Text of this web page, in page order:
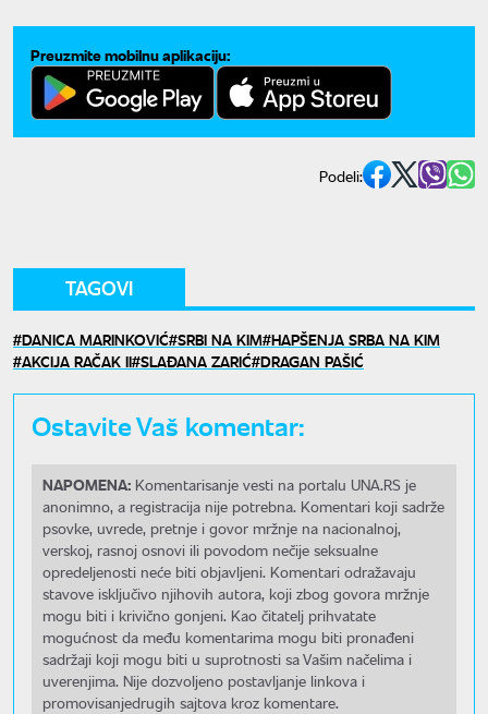
Preuzmite mobilnu aplikaciju:
Podeli:
TAGOVI
DANICA MARINKOVIĆ SRBI NA KIM HAPŠENJA SRBA NA KIM
AKCIJA RAČAK II SLAĐANA ZARIĆ DRAGAN PAŠIĆ
Ostavite Vaš komentar:
NAPOMENA: Komentarisanje vesti na portalu UNA.RS je
anonimno, a registracija nije potrebna. Komentari koji sadrže
psovke, uvrede, pretnje i govor mržnje na nacionalnoj,
verskoj, rasnoj osnovi ili povodom nečije seksualne
opredeljenosti neće biti objavljeni. Komentari odražavaju
stavove isključivo njihovih autora, koji zbog govora mržnje
mogu biti i krivično gonjeni. Kao čitatelj prihvatate
mogućnost da među komentarima mogu biti pronađeni
sadržaji koji mogu biti u suprotnosti sa Vašim načelima i
uverenjima. Nije dozvoljeno postavljanje linkova i
promovisanjedrugih sajtova kroz komentare.